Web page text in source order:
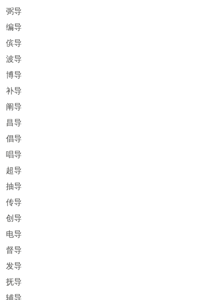
弼导
编导
傧导
波导
博导
补导
阐导
昌导
倡导
唱导
超导
抽导
传导
创导
电导
督导
发导
抚导
辅导